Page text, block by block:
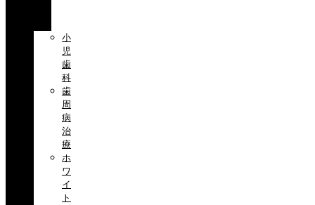
小
児
歯
科
歯
周
病
治
療
ホ
ワ
イ
ト